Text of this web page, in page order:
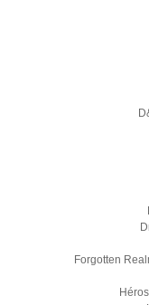
Forgotten